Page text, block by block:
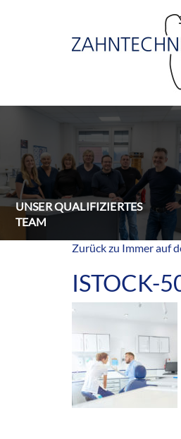
UNSER QUALIFIZIERTES
TEAM
Zurück zu Immer auf
ISTOCK-